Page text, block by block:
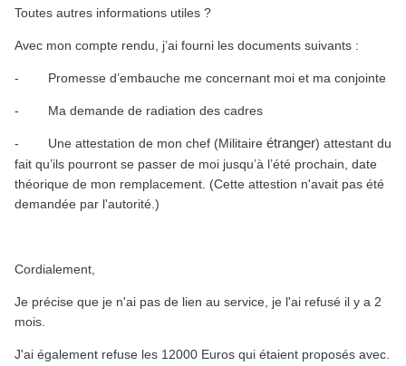
Toutes autres informations utiles ?
Avec mon compte rendu, j’ai fourni les documents suivants :
- Promesse d’embauche me concernant moi et ma conjointe
- Ma demande de radiation des cadres
- Une attestation de mon chef (Militaire étranger) attestant du
fait qu’ils pourront se passer de moi jusqu’à l’été prochain, date
théorique de mon remplacement. (Cette attestion n'avait pas été
demandée par l'autorité.)
Cordialement,
Je précise que je n'ai pas de lien au service, je l'ai refusé il y a 2
mois.
J'ai également refuse les 12000 Euros qui étaient proposés avec.